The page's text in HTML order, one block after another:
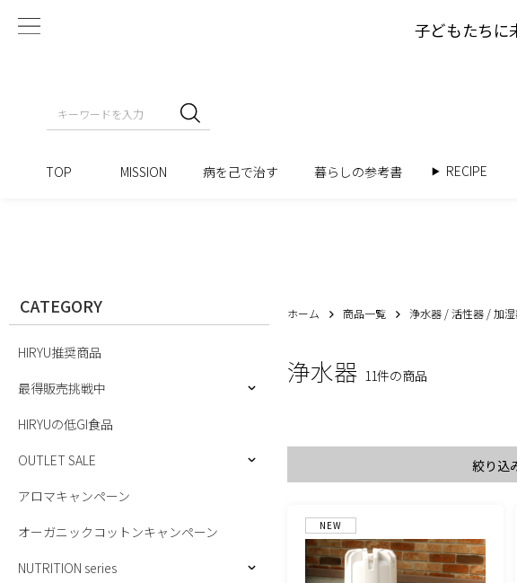
子どもたちに
TOP MISSION 病を己で治す 暮らしの参考書 RECIPE
CATEGORY
HIRYU推奨商品
最得販売挑戦中
HIRYUの低GI食品
OUTLET SALE
アロマキャンペーン
オーガニックコットンキャンペーン
NUTRITION series
ホーム 商品一覧 浄水器 / 活性器 / 加
浄水器 11件の商品
絞り込
NEW